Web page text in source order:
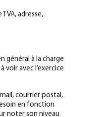
adresse,
général à la charge
voir avec l’exercice
courrier postal,
en fonction
noter son niveau